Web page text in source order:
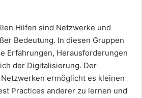
Hilfen sind Netzwerke und
Bedeutung. In diesen Gruppen
Erfahrungen, Herausforderungen
der Digitalisierung. Der
ermöglicht es kleinen
Practices anderer zu lernen und